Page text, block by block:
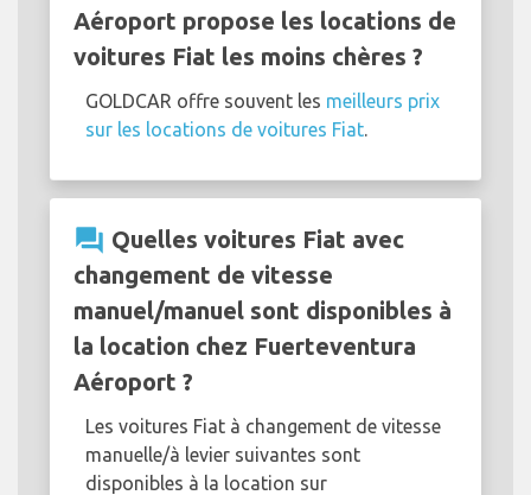
Aéroport propose les locations de
voitures Fiat les moins chères ?
GOLDCAR offre souvent les meilleurs prix
sur les locations de voitures Fiat
question_answer Quelles voitures Fiat avec
changement de vitesse
manuel/manuel sont disponibles à
la location chez Fuerteventura
Aéroport ?
Les voitures Fiat à changement de vitesse
manuelle/à levier suivantes sont
disponibles à la location sur